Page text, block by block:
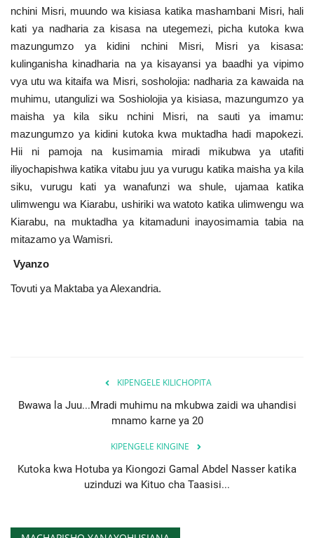
nchini Misri, muundo wa kisiasa katika mashambani Misri, hali
kati ya nadharia za kisasa na utegemezi, picha kutoka kwa
mazungumzo ya kidini nchini Misri, Misri ya kisasa:
kulinganisha kinadharia na ya kisayansi ya baadhi ya vipimo
vya utu wa kitaifa wa Misri, sosholojia: nadharia za kawaida na
muhimu, utangulizi wa Soshiolojia ya kisiasa, mazungumzo ya
maisha ya kila siku nchini Misri, na sauti ya imamu:
mazungumzo ya kidini kutoka kwa muktadha hadi mapokezi.
Hii ni pamoja na kusimamia miradi mikubwa ya utafiti
iliyochapishwa katika vitabu juu ya vurugu katika maisha ya kila
siku, vurugu kati ya wanafunzi wa shule, ujamaa katika
ulimwengu wa Kiarabu, ushiriki wa watoto katika ulimwengu wa
Kiarabu, na muktadha ya kitamaduni inayosimamia tabia na
mitazamo ya Wamisri.
Vyanzo
Tovuti ya Maktaba ya Alexandria.
KIPENGELE KILICHOPITA
Bwawa la Juu...Mradi muhimu na mkubwa zaidi wa uhandisi
mnamo karne ya 20
KIPENGELE KINGINE
Kutoka kwa Hotuba ya Kiongozi Gamal Abdel Nasser katika
uzinduzi wa Kituo cha Taasisi...